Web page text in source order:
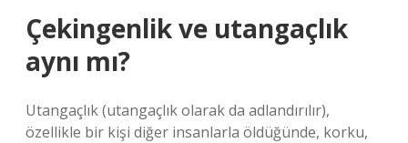
Çekingenlik ve utangaçlık
aynı mı?
Utangaçlık (utangaçlık olarak da adlandırılır),
özellikle bir kişi diğer insanlarla öldüğünde, korku,